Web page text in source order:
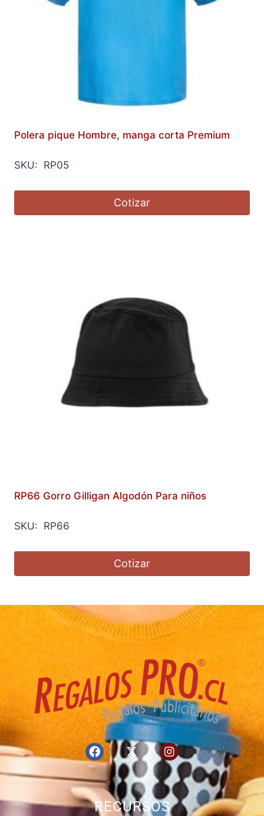
Polera pique Hombre, manga corta Premium
SKU: RP05
Cotizar
RP66 Gorro Gilligan Algodón Para niños
SKU: RP66
Cotizar
RECURSOS